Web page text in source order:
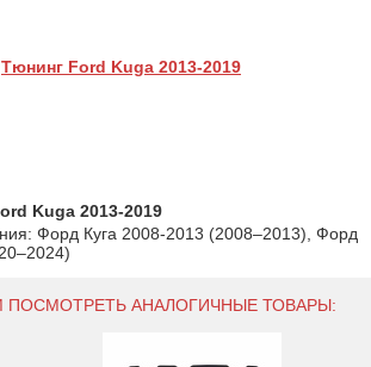
Тюнинг Ford Kuga 2013-2019
Kuga 2013-2019
Форд Куга 2008-2013 (2008–2013), Форд
ПОСМОТРЕТЬ АНАЛОГИЧНЫЕ ТОВАРЫ: